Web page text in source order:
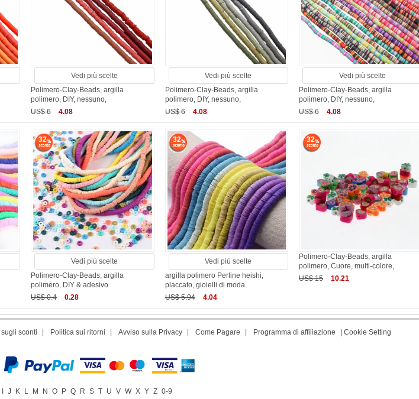
Vedi più scelte
Polimero-Clay-Beads, argilla
polimero, DIY, nessuno,
US$ 6
4.08
Vedi più scelte
Polimero-Clay-Beads, argilla
polimero, DIY, nessuno,
US$ 6
4.08
Vedi più scelte
Polimero-Clay-Beads, argilla
polimero, DIY, nessuno,
US$ 6
4.08
32
Vedi più scelte
Polimero-Clay-Beads, argilla
polimero, DIY & adesivo
US$ 0.4
0.28
32
Vedi più scelte
argilla polimero Perline heishi,
placcato, gioielli di moda
US$ 5.94
4.04
32
Polimero-Clay-Beads, argilla
polimero, Cuore, multi-colore,
US$ 15
10.21
sugli sconti Politica sui ritorni Avviso sulla Privacy Come Pagare Programma di affiliazione Cookie Setting
I J K L M N O P Q R S T U V W X Y Z 0-9